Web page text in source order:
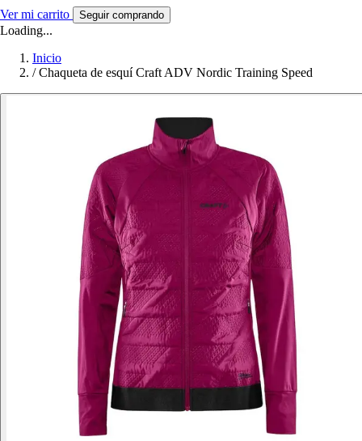
Ver mi carrito Seguir comprando
Loading...
Inicio
/ Chaqueta de esquí Craft ADV Nordic Training Speed